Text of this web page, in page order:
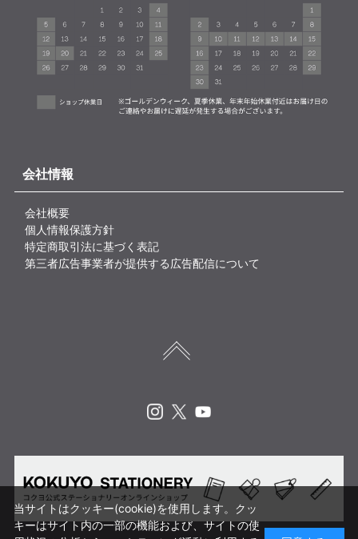
会社情報
会社概要
個人情報保護方針
特定商取引法に基づく表記
第三者広告事業者が提供する広告配信について
当サイトはクッキー(cookie)を使用します。クッ
キーはサイト内の一部の機能および、サイトの使